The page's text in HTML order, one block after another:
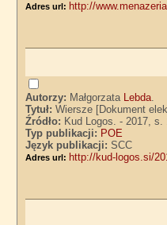
Adres url: http://
Autorzy: Małgorzata Lebda.
Tytuł:Wiersze [Dokument
Źródło: Kud Logos. - 2017, s.
Typ publikacji: POE
Język publikacji:SCC
Adres url: http://kud-logos.si/